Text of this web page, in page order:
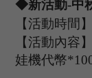
◆新活動-中
【活動時間
【活動內容
娃機代幣*